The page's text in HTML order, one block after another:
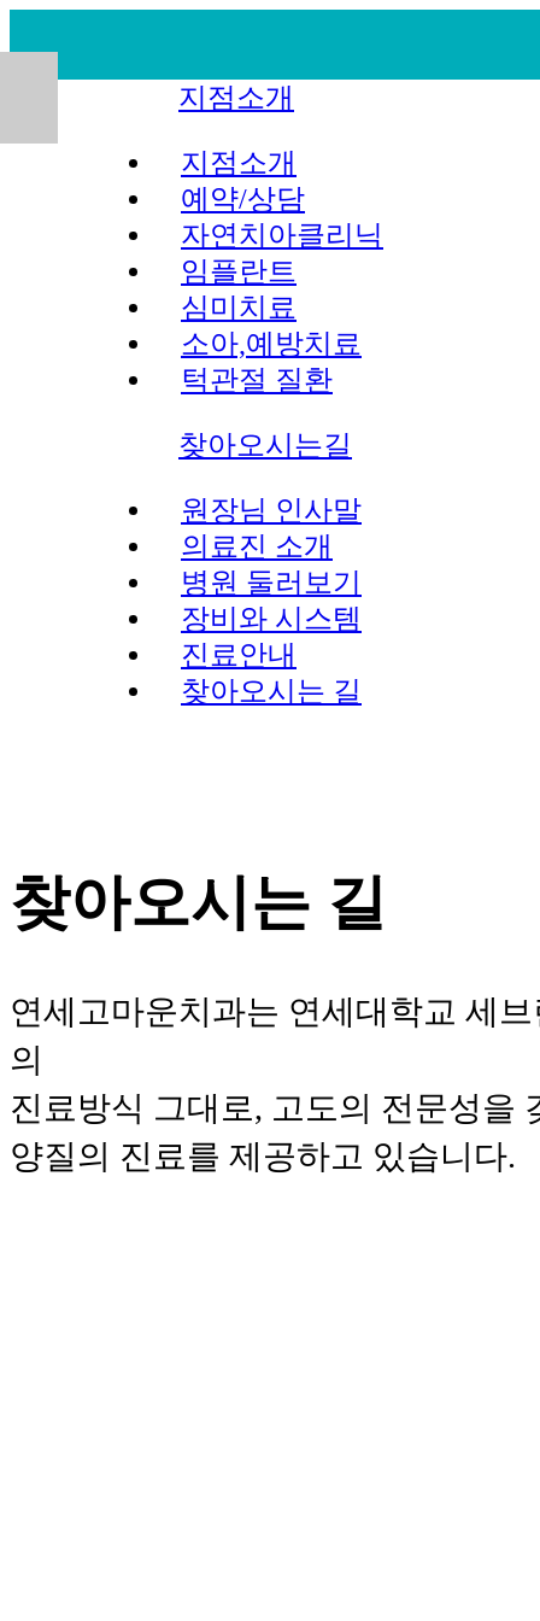
지점소개
지점소개
예약/상담
자연치아클리닉
임플란트
심미치료
소아,예방치료
턱관절 질환
찾아오시는길
원장님 인사말
의료진 소개
병원 둘러보기
장비와 시스템
진료안내
찾아오시는 길
찾아오시는 길
연세고마운치과는 연세대학교 세
의
진료방식 그대로, 고도의 전문성을
양질의 진료를 제공하고 있습니다.